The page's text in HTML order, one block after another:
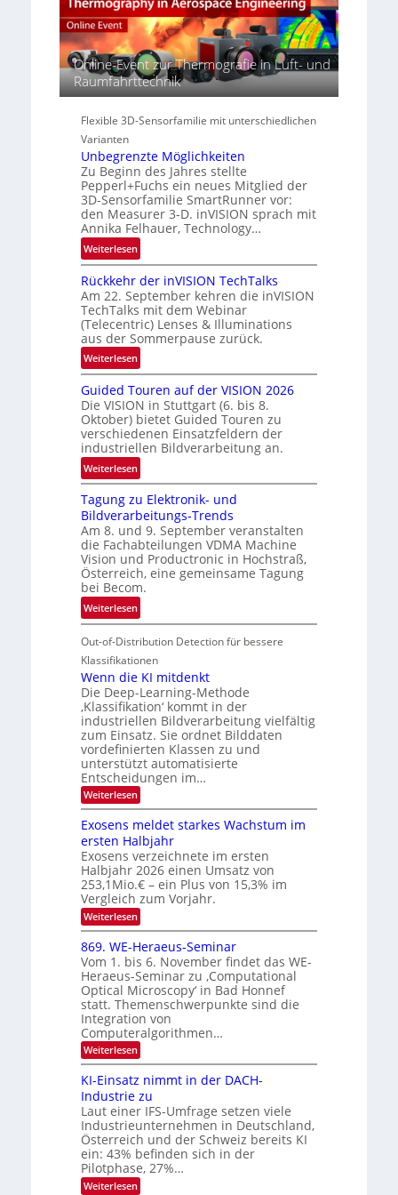
S
e
r
i
e
s
-
R
u
n
d
e
-
R
e
g
i
n
s
p
e
c
t
r
l
N
e
w
s
‘
Online-Event zur Thermografie in Luft- und
Raumfahrttechnik
Flexible 3D-Sensorfamilie mit unterschiedlichen
Varianten
Unbegrenzte Möglichkeiten
Zu Beginn des Jahres stellte
Pepperl+Fuchs ein neues Mitglied der
3D-Sensorfamilie SmartRunner vor:
den Measurer 3-D. inVISION sprach mit
Annika Felhauer, Technology…
Weiterlesen:
U
n
b
e
g
r
e
z
t
e
M
ö
g
l
i
c
h
k
e
i
t
e
Rückkehr der inVISION TechTalks
Am 22. September kehren die inVISION
TechTalks mit dem Webinar
(Telecentric) Lenses & Illuminations
aus der Sommerpause zurück.
Weiterlesen:
R
ü
c
k
k
e
h
d
e
r
i
n
V
I
S
I
O
N
T
e
c
h
T
a
l
k
s
Guided Touren auf der VISION 2026
Die VISION in Stuttgart (6. bis 8.
Oktober) bietet Guided Touren zu
verschiedenen Einsatzfeldern der
industriellen Bildverarbeitung an.
Weiterlesen:
G
u
i
d
e
d
T
o
u
r
a
u
f
d
e
r
V
I
S
I
O
N
2
0
2
6
Tagung zu Elektronik- und
Bildverarbeitungs-Trends
Am 8. und 9. September veranstalten
die Fachabteilungen VDMA Machine
Vision und Productronic in Hochstraß,
Österreich, eine gemeinsame Tagung
bei Becom.
Weiterlesen:
T
a
g
u
n
g
z
u
E
l
e
k
t
r
o
n
i
k
-
u
n
d
B
i
l
d
v
e
r
a
r
b
e
i
Out-of-Distribution Detection für bessere
Klassifikationen
Wenn die KI mitdenkt
Die Deep-Learning-Methode
‚Klassifikation‘ kommt in der
industriellen Bildverarbeitung vielfältig
zum Einsatz. Sie ordnet Bilddaten
vordefinierten Klassen zu und
unterstützt automatisierte
Entscheidungen im…
Weiterlesen:
W
n
n
d
i
e
K
I
m
i
t
d
e
n
k
t
Exosens meldet starkes Wachstum im
ersten Halbjahr
Exosens verzeichnete im ersten
Halbjahr 2026 einen Umsatz von
253,1Mio.€ – ein Plus von 15,3% im
Vergleich zum Vorjahr.
Weiterlesen:
E
x
o
s
e
n
s
m
e
l
d
e
t
s
t
a
r
k
e
s
W
a
869. WE-Heraeus-Seminar
Vom 1. bis 6. November findet das WE-
Heraeus-Seminar zu ‚Computational
Optical Microscopy‘ in Bad Honnef
statt. Themenschwerpunkte sind die
Integration von
Computeralgorithmen…
Weiterlesen:
8
9
.
W
E
-
H
e
r
a
KI-Einsatz nimmt in der DACH-
Industrie zu
Laut einer IFS-Umfrage setzen viele
Industrieunternehmen in Deutschland,
Österreich und der Schweiz bereits KI
ein: 43% befinden sich in der
Pilotphase, 27%…
Weiterlesen: